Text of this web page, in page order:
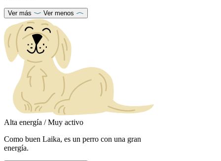
Ver más Ver menos
Alta energía / Muy activo
Como buen Laika, es un perro con una gran
energía.